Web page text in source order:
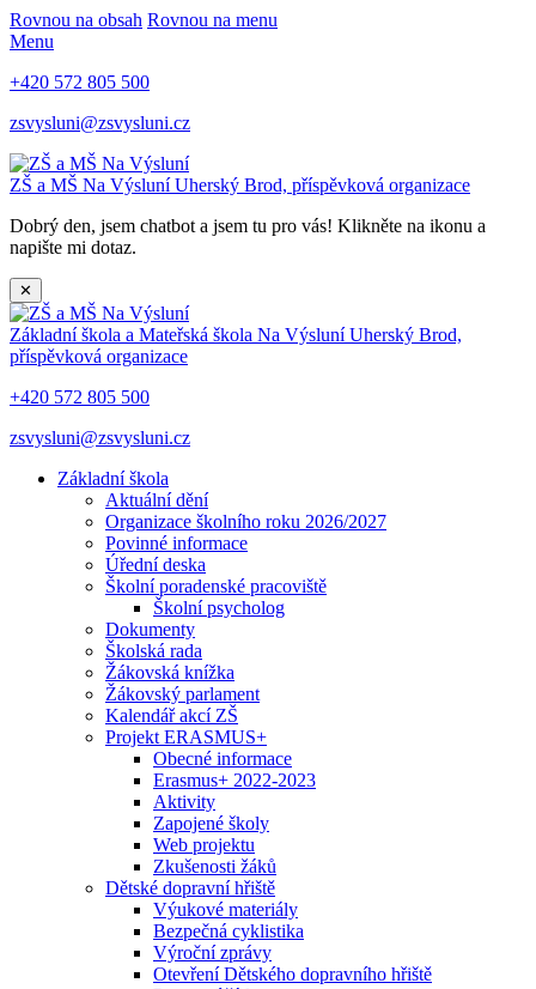
Rovnou na obsah Rovnou na menu
Menu
+420 572 805 500
zsvysluni@zsvysluni.cz
ZŠ a MŠ Na VýsluníUherský Brod, příspěvková organizace
Dobrý den, jsem chatbot a jsem tu pro vás! Klikněte na ikonu a
napište mi dotaz.
✕
Základní škola a Mateřská škola Na VýsluníUherský Brod,
příspěvková organizace
+420 572 805 500
zsvysluni@zsvysluni.cz
Základní škola
Aktuální dění
Organizace školního roku 2026/2027
Povinné informace
Úřední deska
Školní poradenské pracoviště
Školní psycholog
Dokumenty
Školská rada
Žákovská knížka
Žákovský parlament
Kalendář akcí ZŠ
Projekt ERASMUS+
Obecné informace
Erasmus+ 2022-2023
Aktivity
Zapojené školy
Web projektu
Zkušenosti žáků
Dětské dopravní hřiště
Výukové materiály
Bezpečná cyklistika
Výroční zprávy
Otevření Dětského dopravního hřiště